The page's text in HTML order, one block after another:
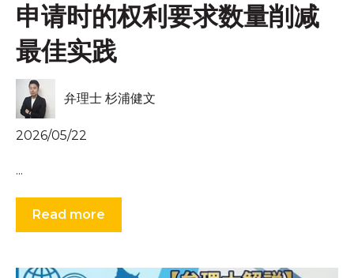
申请时的权利要求数量削减
最佳实践
弁理士 杉浦健文
2026/05/22
...
Read more